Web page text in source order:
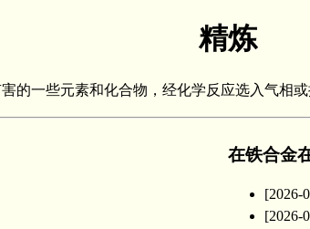
精炼
一些元素和化合物，经化学反应选入气相或
在铁合金
[2026-
[2026-